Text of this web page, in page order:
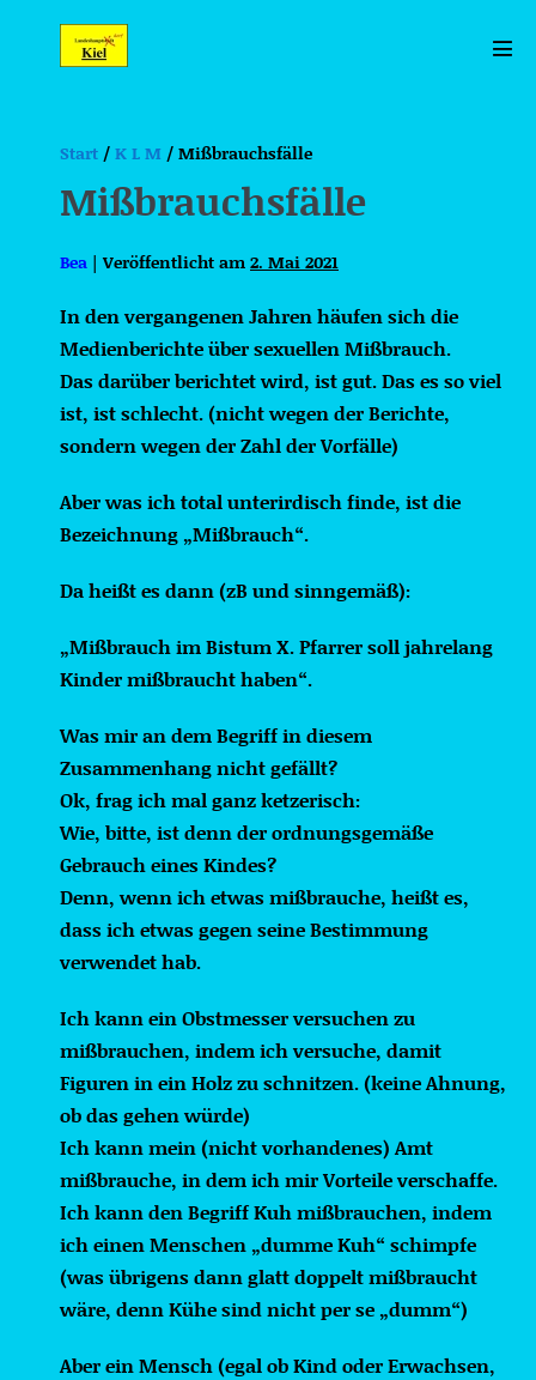
Start /K L M /Mißbrauchsfälle
Mißbrauchsfälle
Bea |Veröffentlicht am2. Mai 2021
In den vergangenen Jahren häufen sich die
Medienberichte über sexuellen Mißbrauch.
Das darüber berichtet wird, ist gut. Das es so viel
ist, ist schlecht. (nicht wegen der Berichte,
sondern wegen der Zahl der Vorfälle)
Aber was ich total unterirdisch finde, ist die
Bezeichnung „Mißbrauch“.
Da heißt es dann (zB und sinngemäß):
„Mißbrauch im Bistum X. Pfarrer soll jahrelang
Kinder mißbraucht haben“.
Was mir an dem Begriff in diesem
Zusammenhang nicht gefällt?
Ok, frag ich mal ganz ketzerisch:
Wie, bitte, ist denn der ordnungsgemäße
Gebrauch eines Kindes?
Denn, wenn ich etwas mißbrauche, heißt es,
dass ich etwas gegen seine Bestimmung
verwendet hab.
Ich kann ein Obstmesser versuchen zu
mißbrauchen, indem ich versuche, damit
Figuren in ein Holz zu schnitzen. (keine Ahnung,
ob das gehen würde)
Ich kann mein (nicht vorhandenes) Amt
mißbrauche, in dem ich mir Vorteile verschaffe.
Ich kann den Begriff Kuh mißbrauchen, indem
ich einen Menschen „dumme Kuh“ schimpfe
(was übrigens dann glatt doppelt mißbraucht
wäre, denn Kühe sind nicht per se „dumm“)
Aber ein Mensch (egal ob Kind oder Erwachsen,